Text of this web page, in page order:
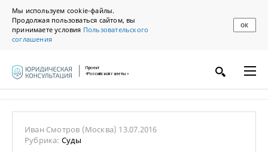
Мы используем cookie-файлы.
Продолжая пользоваться сайтом, вы
принимаете условия Пользовательского
соглашения
ОК
Проект
«Российской газеты»
Иван Смотров (Москва) 13.07.2016
Рубрика: Суды